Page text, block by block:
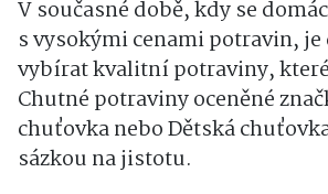
V současné době, kdy se
s vysokými cenami potravin,
vybírat kvalitní potraviny,
Chutné potraviny oceněné
chuťovka nebo Dětská
sázkou na jistotu.